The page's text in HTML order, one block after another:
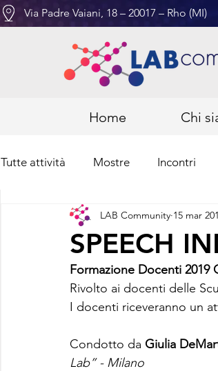
Via Padre Vaiani, 18 – 20017 – Rho (MI)
Home Chi
Tutte attività Mostre Incontri
SPEECH
LAB Community 15 mar
Formazione Docenti 2019
Rivolto ai docenti delle
I docenti riceveranno un
Condotto da Giulia
Lab” - Milano